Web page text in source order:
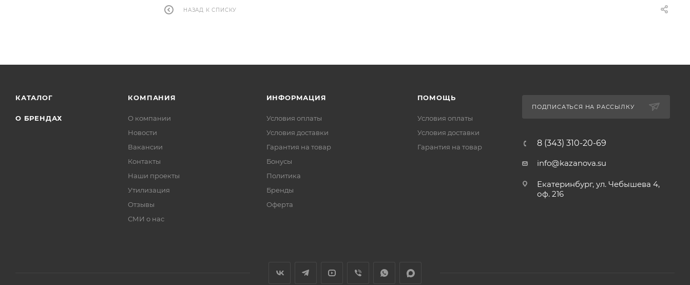
НАЗАД К СПИСКУ
КАТАЛОГ
О БРЕНДАХ
КОМПАНИЯ
О компании
Новости
Вакансии
Контакты
Наши проекты
Утилизация
Отзывы
СМИ о нас
ИНФОРМАЦИЯ
Условия оплаты
Условия доставки
Гарантия на товар
Бонусы
Политика
Бренды
Оферта
ПОМОЩЬ
Условия оплаты
Условия доставки
Гарантия на товар
ПОДПИСАТЬСЯ НА РАССЫЛКУ
8 (343) 310-20-69
info@kazanova.su
Екатеринбург, ул. Чебышева 4,
оф. 216